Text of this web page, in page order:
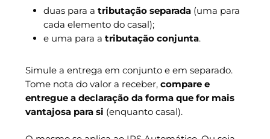
duas para a tributação separada(uma para
cada elemento do casal);
e uma para a tributação conjunta.
Simule a entrega em conjunto e em separado.
Tome nota do valor a receber, compare e
entregue a declaração da forma que for mais
vantajosa para si (enquanto casal).